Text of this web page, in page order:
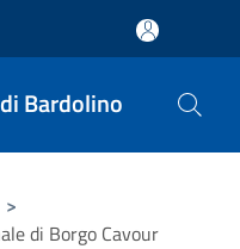
Bardolino
>
di Borgo Cavour